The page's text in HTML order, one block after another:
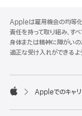
p
p
l
e
o
t
Appleは雇用機会の均等化
責任を持って取り組み、す
身体または精神に障がいの
適正な受け入れができるよ

p
Appleでのキャリ